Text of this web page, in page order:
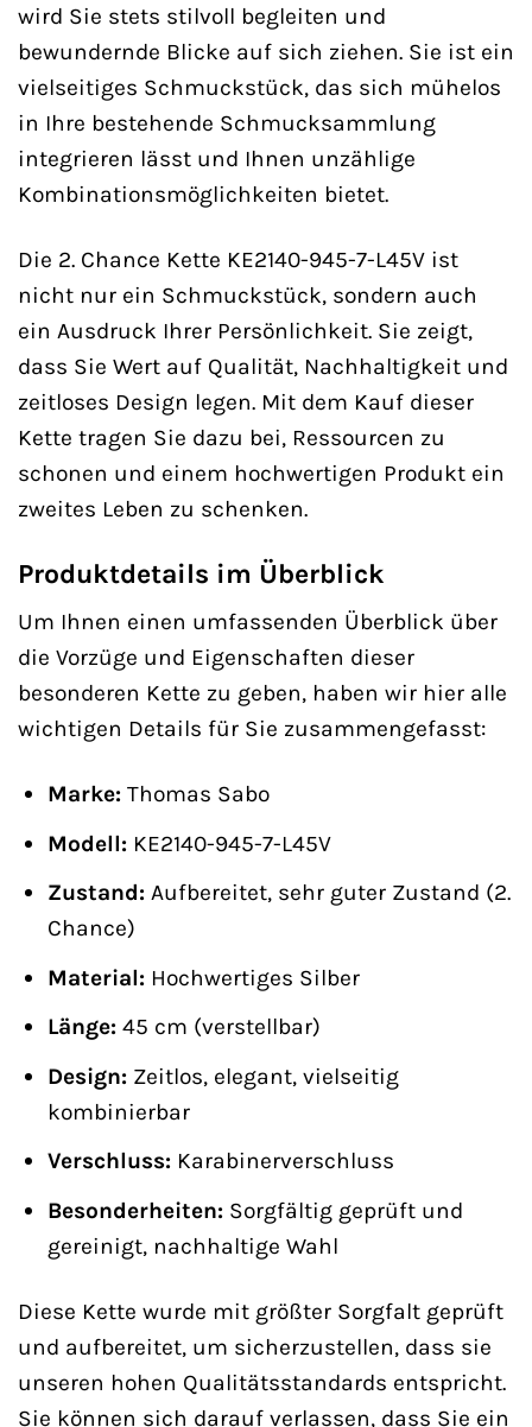
wird Sie stets stilvoll begleiten und
bewundernde Blicke auf sich ziehen. Sie ist ein
vielseitiges Schmuckstück, das sich mühelos
in Ihre bestehende Schmucksammlung
integrieren lässt und Ihnen unzählige
Kombinationsmöglichkeiten bietet.
Die 2. Chance Kette KE2140-945-7-L45V ist
nicht nur ein Schmuckstück, sondern auch
ein Ausdruck Ihrer Persönlichkeit. Sie zeigt,
dass Sie Wert auf Qualität, Nachhaltigkeit und
zeitloses Design legen. Mit dem Kauf dieser
Kette tragen Sie dazu bei, Ressourcen zu
schonen und einem hochwertigen Produkt ein
zweites Leben zu schenken.
Produktdetails im Überblick
Um Ihnen einen umfassenden Überblick über
die Vorzüge und Eigenschaften dieser
besonderen Kette zu geben, haben wir hier alle
wichtigen Details für Sie zusammengefasst:
Marke:Thomas Sabo
Modell:KE2140-945-7-L45V
Zustand:Aufbereitet, sehr guter Zustand (2.
Chance)
Material:Hochwertiges Silber
Länge:45 cm (verstellbar)
Design:Zeitlos, elegant, vielseitig
kombinierbar
Verschluss:Karabinerverschluss
Besonderheiten:Sorgfältig geprüft und
gereinigt, nachhaltige Wahl
Diese Kette wurde mit größter Sorgfalt geprüft
und aufbereitet, um sicherzustellen, dass sie
unseren hohen Qualitätsstandards entspricht.
Sie können sich darauf verlassen, dass Sie ein